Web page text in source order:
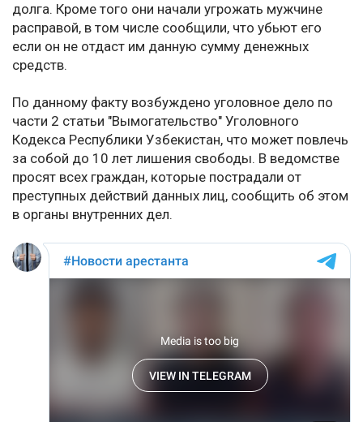
долга. Кроме того они начали угрожать мужчине
расправой, в том числе сообщили, что убьют его
если он не отдаст им данную сумму денежных
средств.
По данному факту возбуждено уголовное дело по
части 2 статьи "Вымогательство" Уголовного
Кодекса Республики Узбекистан, что может повлечь
за собой до 10 лет лишения свободы. В ведомстве
просят всех граждан, которые пострадали от
преступных действий данных лиц, сообщить об этом
в органы внутренних дел.